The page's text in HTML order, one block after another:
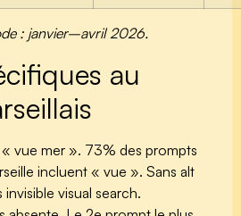
: janvier–avril 2026.
au
vue mer ». 73% des prompts
incluent « vue ». Sans alt
visual search.